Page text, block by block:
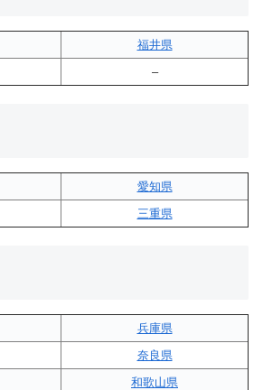
福井県
–
愛知県
三重県
兵庫県
奈良県
和歌山県